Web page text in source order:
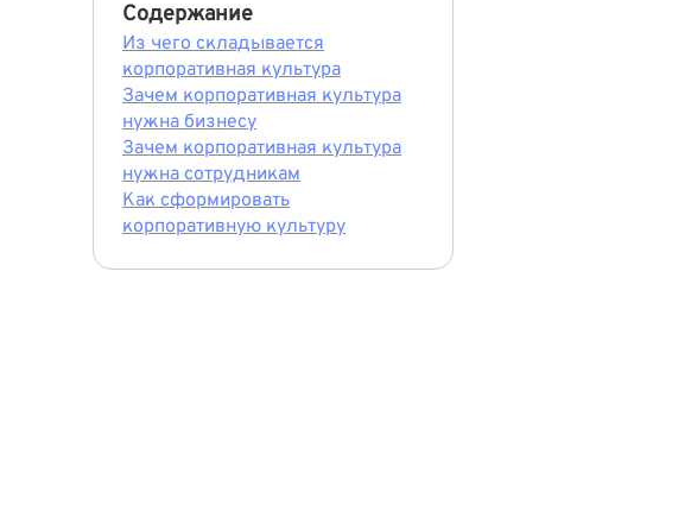
Содержание
Из чего складывается
корпоративная культура
Зачем корпоративная культура
нужна бизнесу
Зачем корпоративная культура
нужна сотрудникам
Как сформировать
корпоративную культуру